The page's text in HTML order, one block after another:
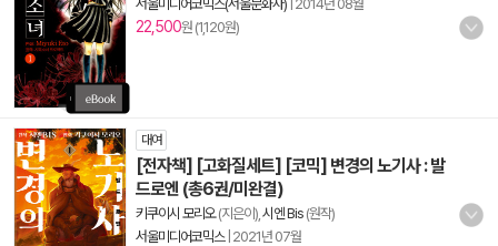
서울미디어코믹스(서울문화사) 2014년 08월
22,500원 (1,120원)
대여
[전자책] [고화질세트] [코믹] 변경의 노기사 : 발
드로엔 (총6권/미완결)
키쿠이시 모리오(지은이), 시엔 Bis (원작)
서울미디어코믹스| 2021년 07월